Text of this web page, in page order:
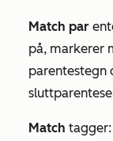
Match par
på, markerer
parentestegn
Match tagger: